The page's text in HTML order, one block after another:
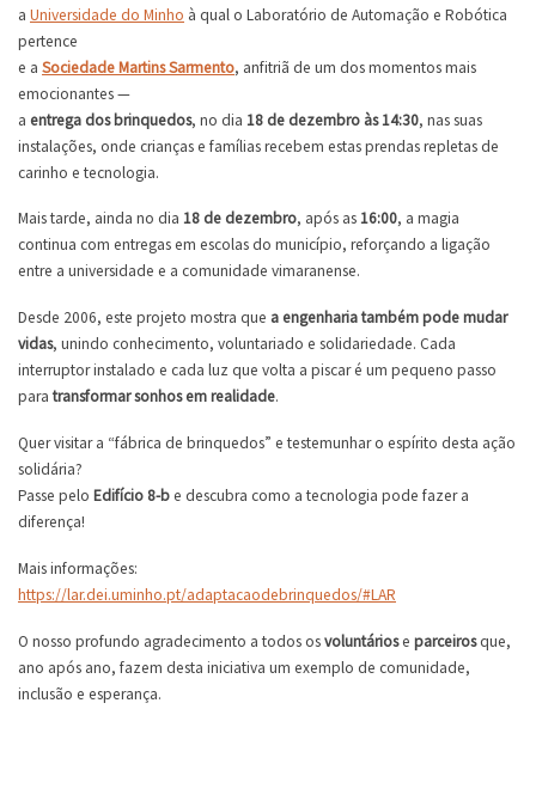
a Universidade do Minho à qual o Laboratório de Automação e Robótica
pertence
e a Sociedade Martins Sarmento, anfitriã de um dos momentos mais
emocionantes —
a entrega dos brinquedos, no dia 18 de dezembro às 14:30, nas suas
instalações, onde crianças e famílias recebem estas prendas repletas de
carinho e tecnologia.
Mais tarde, ainda no dia 18 de dezembro, após as16:00, a magia
continua com entregas em escolas do município, reforçando a ligação
entre a universidade e a comunidade vimaranense.
Desde 2006, este projeto mostra que a engenharia também pode mudar
vidas, unindo conhecimento, voluntariado e solidariedade. Cada
interruptor instalado e cada luz que volta a piscar é um pequeno passo
para transformar sonhos em realidade.
Quer visitar a “fábrica de brinquedos” e testemunhar o espírito desta ação
solidária?
Passe pelo Edifício 8-be descubra como a tecnologia pode fazer a
diferença!
Mais informações:
https://lar.dei.uminho.pt/adaptacaodebrinquedos/#LAR
O nosso profundo agradecimento a todos osvoluntáriose parceirosque,
ano após ano, fazem desta iniciativa um exemplo de comunidade,
inclusão e esperança.